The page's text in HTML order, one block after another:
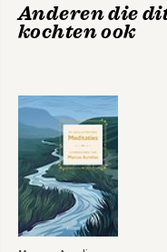
Anderen die
kochten ook